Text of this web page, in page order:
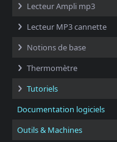
Lecteur Ampli mp3
Lecteur MP3 cannette
Notions de base
Thermomètre
Tutoriels
Documentation logiciels
Outils & Machines